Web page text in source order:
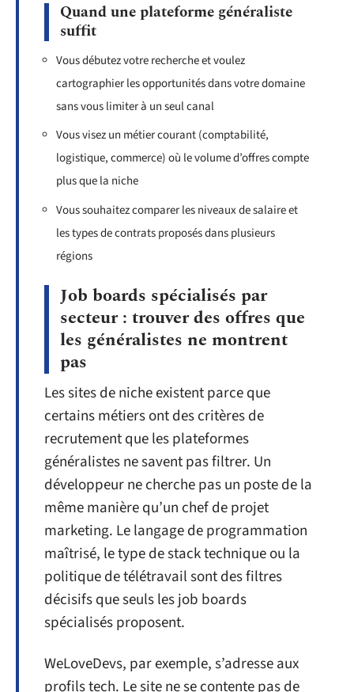
Quand une plateforme généraliste
suffit
Vous débutez votre recherche et voulez
cartographier les opportunités dans votre domaine
sans vous limiter à un seul canal
Vous visez un métier courant (comptabilité,
logistique, commerce) où le volume d’offres compte
plus que la niche
Vous souhaitez comparer les niveaux de salaire et
les types de contrats proposés dans plusieurs
régions
Job boards spécialisés par
secteur : trouver des offres que
les généralistes ne montrent
pas
Les sites de niche existent parce que
certains métiers ont des critères de
recrutement que les plateformes
généralistes ne savent pas filtrer. Un
développeur ne cherche pas un poste de la
même manière qu’un chef de projet
marketing. Le langage de programmation
maîtrisé, le type de stack technique ou la
politique de télétravail sont des filtres
décisifs que seuls les job boards
spécialisés proposent.
WeLoveDevs, par exemple, s’adresse aux
profils tech. Le site ne se contente pas de